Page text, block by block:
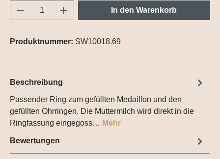
Produkt Anzahl: Gib den gewünschten
In den Warenkorb
Produktnummer: SW10018.69
Beschreibung
Passender Ring zum gefüllten Medaillon und den
gefüllten Ohrringen. Die Muttermilch wird direkt in die
Ringfassung eingegoss… Mehr
Bewertungen